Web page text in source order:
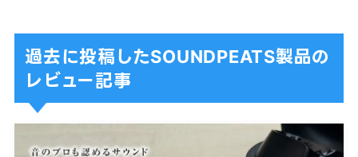
過去に投稿したSOUNDPEATS製品の
レビュー記事